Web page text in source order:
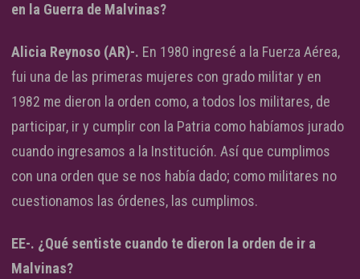
en la Guerra de Malvinas?
Alicia Reynoso (AR)-. En 1980 ingresé a la Fuerza Aérea,
fui una de las primeras mujeres con grado militar y en
1982 me dieron la orden como, a todos los militares, de
participar, ir y cumplir con la Patria como habíamos jurado
cuando ingresamos a la Institución. Así que cumplimos
con una orden que se nos había dado; como militares no
cuestionamos las órdenes, las cumplimos.
EE-. ¿Qué sentiste cuando te dieron la orden de ir a
Malvinas?